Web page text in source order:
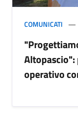
COMUNICATI
operativo